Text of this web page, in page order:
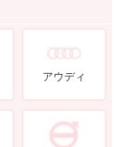
アウディ